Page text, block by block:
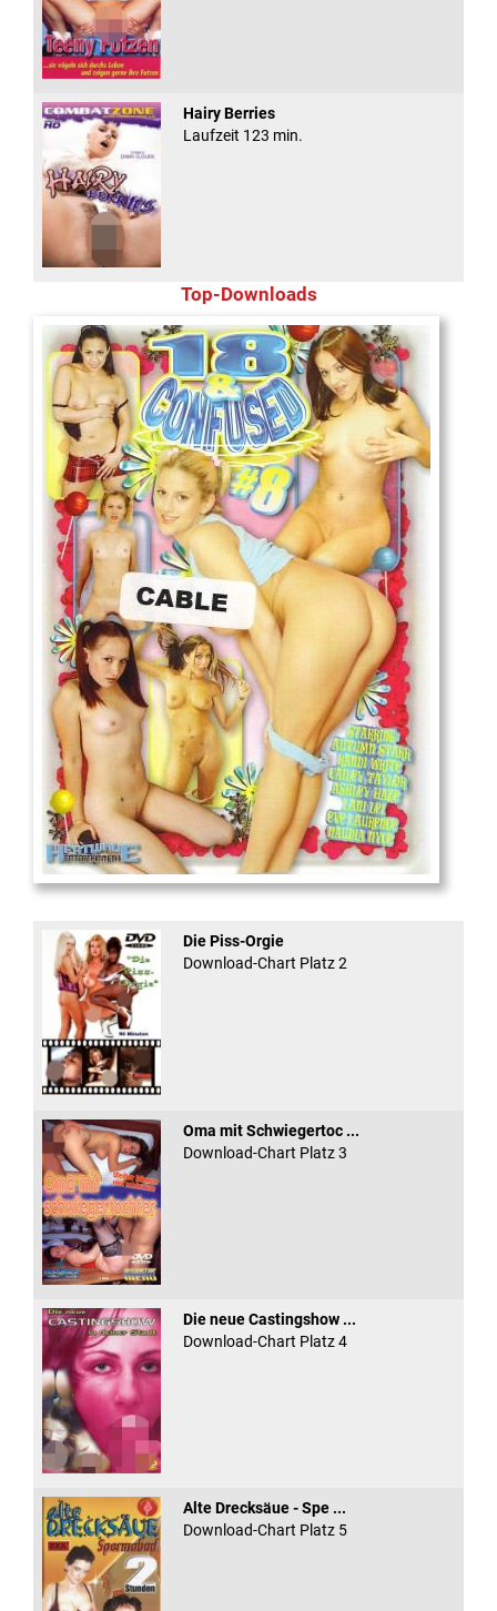
Hairy Berries
Laufzeit 123 min.
Top-Downloads
And Confused #8 - ...
Die Piss-Orgie
Download-Chart Platz 2
Oma mit Schwiegertoc ...
Download-Chart Platz 3
Die neue Castingshow ...
Download-Chart Platz 4
Alte Drecksäue - Spe ...
Download-Chart Platz 5